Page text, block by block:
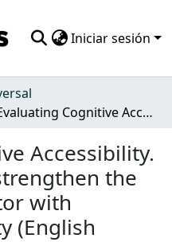
Iniciar sesión
Evaluating Cognitive Accessibility. Scientific keys to strengthen the role of the evaluator with functional diversity (English edition)
Accessibility.
the
with
(English